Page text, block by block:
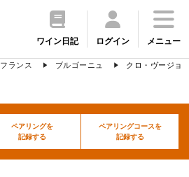
ワイン日記 ログイン メニュー
フランス ブルゴーニュ
クロ・ヴージョ
ペアリングを
記録する
ペアリングコースを
記録する